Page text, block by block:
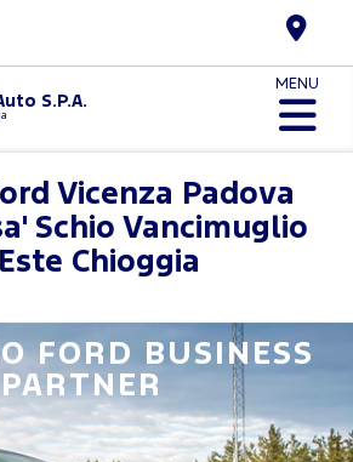
S.P.A.
MENU
Vicenza Padova
Schio Vancimuglio
Chioggia
FORD BUSINESS
PARTNER